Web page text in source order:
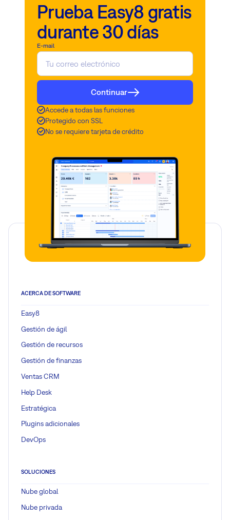
Prueba Easy8 gratis
durante 30 días
E-mail
Continuar
Accede a todas las funciones
Protegido con SSL
No se requiere tarjeta de crédito
ACERCA DE SOFTWARE
Easy8
Gestión de ágil
Gestión de recursos
Gestión de finanzas
Ventas CRM
Help Desk
Estratégica
Plugins adicionales
DevOps
SOLUCIONES
Nube global
Nube privada